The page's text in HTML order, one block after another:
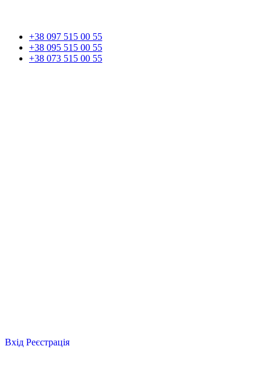
+38 097 515 00 55
+38 095 515 00 55
+38 073 515 00 55
Вхід Реєстрація